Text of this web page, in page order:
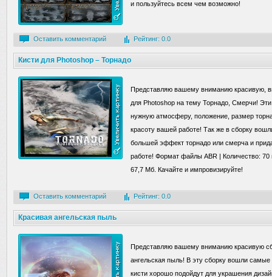
и пользуйтесь всем чем возможно!
Оставить комментарий Рейтинг: 0.0
Кисти для Photoshop – Торнадо
Представляю вашему вниманию красивую,
для Photoshop на тему Торнадо, Смерчи!
нужную атмосферу, положение, размер
красоту вашей работе! Так же в сборку
большей эффект торнадо или смерча и
работе! Формат файлы ABR | Количество:
67,7 Mб. Качайте и импровизируйте!
Оставить комментарий Рейтинг: 0.0
Красивая ангельская пыль
Представляю вашему вниманию красивую
ангельская пыль! В эту сборку вошли
кисти хорошо подойдут для украшения